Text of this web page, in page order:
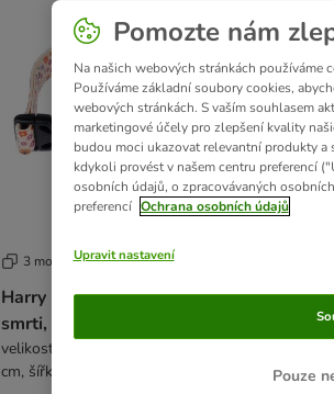
3 možností
Harry Potter obojek Relikvie
smrti, béžový
velikost L: obvod krku 35 - 56
cm, šířka 20 mm
D 22
Pomozte nám
Na našich webových stránkách používáme
Používáme základní soubory cookies,
webových stránkách. S vaším souhlasem
marketingové účely pro zlepšení kvality
budou moci ukazovat relevantní produkty
kdykoli provést v našem centru preferencí
osobních údajů, o zpracovávaných
preferencí Ochrana osobních údajů
Upravit nastavení
Pouze